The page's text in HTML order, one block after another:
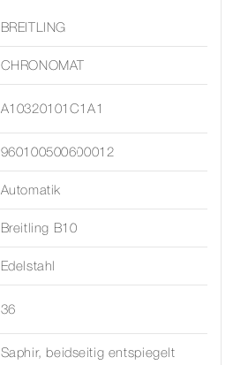
BREITLING
CHRONOMAT
A10320101C1A1
960100500600012
Automatik
Breitling B10
Edelstahl
36
Saphir, beidseitig entspiegelt